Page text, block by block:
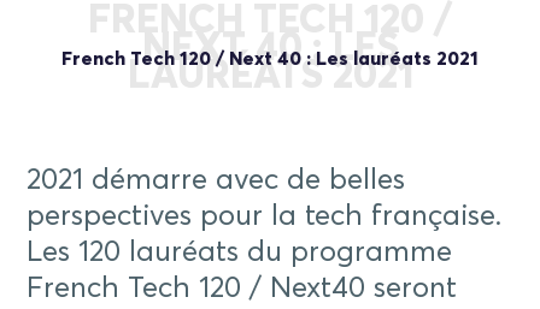
FRENCH TECH 120 /
NEXT 40 : LES
LAURÉATS 2021
French Tech 120 / Next 40 : Les lauréats 2021
2021 démarre avec de belles
perspectives pour la tech française.
Les 120 lauréats du programme
French Tech 120 / Next40 seront